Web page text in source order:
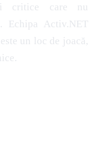
critice care nu
Echipa Activ.NET
un loc de joacă,